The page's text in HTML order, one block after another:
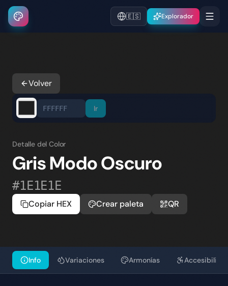
🇪🇸 Explorador
Volver
Ir
Detalle del Color
Gris Modo Oscuro
#1E1E1E
Copiar HEX Crear paleta QR
Info Variaciones Armonías